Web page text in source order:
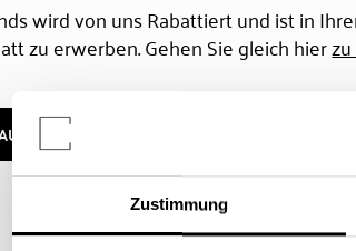
Zustimmung
wird von uns Rabattiert und ist in
zu erwerben. Gehen Sie gleich hier